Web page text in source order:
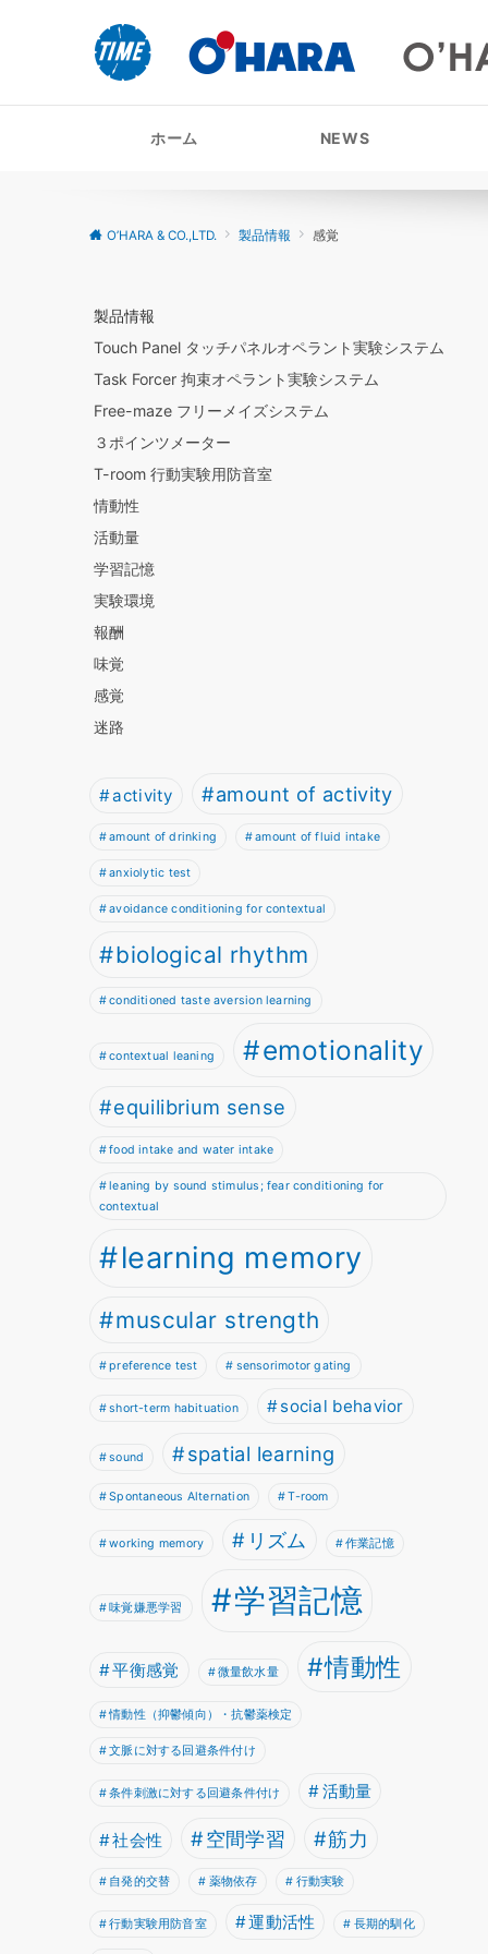
ホーム NEWS
O’HARA & CO.,LTD. 製品情報 感覚
製品情報
Touch Panel タッチパネルオペラント実験システム
Task Forcer 拘束オペラント実験システム
Free-maze フリーメイズシステム
３ポインツメーター
T-room 行動実験用防音室
情動性
活動量
学習記憶
実験環境
報酬
味覚
感覚
迷路
activity amount of activity
amount of drinking amount of fluid intake
anxiolytic test
avoidance conditioning for contextual
biological rhythm
conditioned taste aversion learning
contextual leaning emotionality
equilibrium sense
food intake and water intake
leaning by sound stimulus; fear conditioning for
contextual
learning memory
muscular strength
preference test sensorimotor gating
short-term habituation social behavior
sound spatial learning
Spontaneous Alternation T-room
working memory リズム 作業記憶
味覚嫌悪学習 学習記憶
平衡感覚 微量飲水量 情動性
情動性（抑鬱傾向）・抗鬱薬検定
文脈に対する回避条件付け
条件刺激に対する回避条件付け 活動量
社会性 空間学習 筋力
自発的交替 薬物依存 行動実験
行動実験用防音室 運動活性 長期的馴化